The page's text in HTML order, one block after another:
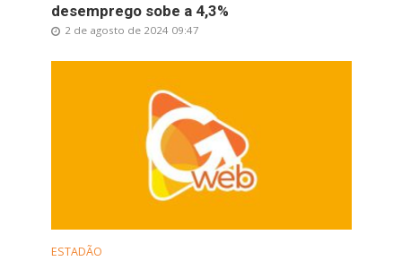
desemprego sobe a 4,3%
2 de agosto de 2024 09:47
ESTADÃO